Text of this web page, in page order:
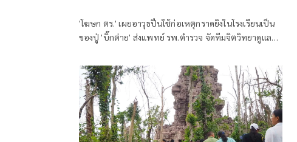
'โฆษก ตร.' เผยอาวุธปืนใช้ก่อเหตุกราดยิงในโรงเรียนเป็น
ของปู่ 'บิ๊กต่าย' ส่งแพทย์ รพ.ตำรวจ จัดทีมจิตวิทยาดูแล